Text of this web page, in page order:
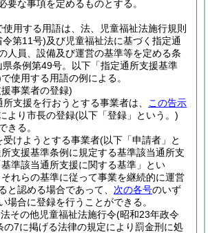
要な事項を定めるものとする。
使用する用語は、法、児童福祉法施行規則
第11号)及び児童福祉法に基づく指定通
人員、設備及び運営の基準等を定める条
条例第49号。以下「指定通所支援基準
で使用する用語の例による。
事業者の登録)
支援を行おうとする事業者は、
この告示
より市長の登録(以下「登録」という。)
きる。
受けようとする事業者(以下「申請者」と
支援基準条例に規定する基準該当通所支
準該当通所支援に関する基準」とい
れらの基準に従って事業を継続的に運営
と認める場合であって、 次の各号のいず
場合に登録を行うことができる。
その他児童福祉法施行令(昭和23年政令
の7に掲げる法律の規定により罰金刑に処